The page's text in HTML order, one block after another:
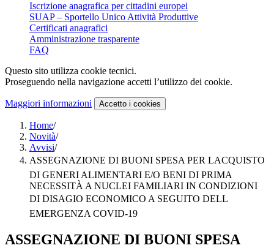
Iscrizione anagrafica per cittadini europei
SUAP – Sportello Unico Attività Produttive
Certificati anagrafici
Amministrazione trasparente
FAQ
Questo sito utilizza cookie tecnici.
Proseguendo nella navigazione accetti l’utilizzo dei cookie.
Maggiori informazioni Accetto i cookies
Home/
Novità/
Avvisi/
ASSEGNAZIONE DI BUONI SPESA PER LACQUISTO
DI GENERI ALIMENTARI E/O BENI DI PRIMA
NECESSITÀ A NUCLEI FAMILIARI IN CONDIZIONI
DI DISAGIO ECONOMICO A SEGUITO DELL
EMERGENZA COVID-19
ASSEGNAZIONE DI BUONI SPESA